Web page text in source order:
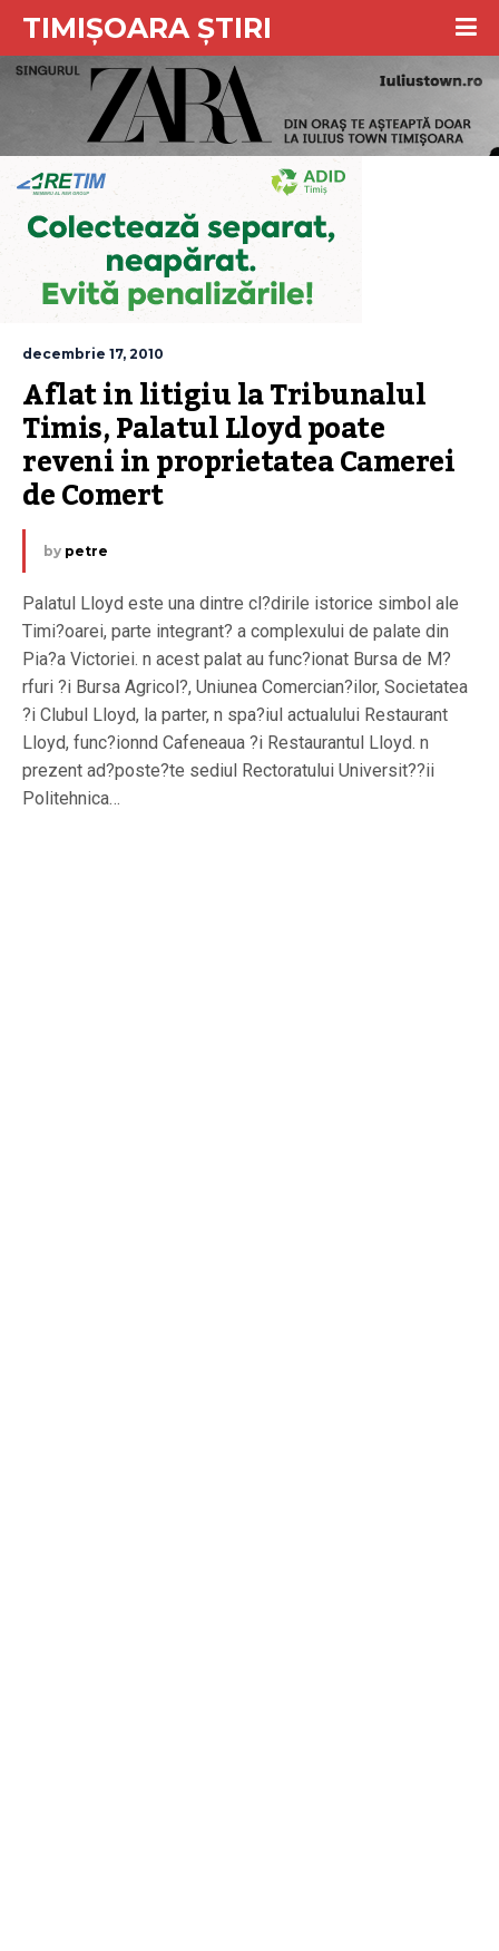
TIMIȘOARA ȘTIRI
decembrie 17, 2010
Aflat in litigiu la Tribunalul
Timis, Palatul Lloyd poate
reveni in proprietatea Camerei
de Comert
by petre
Palatul Lloyd este una dintre cl?dirile istorice simbol ale
Timi?oarei, parte integrant? a complexului de palate din
Pia?a Victoriei. n acest palat au func?ionat Bursa de M?
rfuri ?i Bursa Agricol?, Uniunea Comercian?ilor, Societatea
?i Clubul Lloyd, la parter, n spa?iul actualului Restaurant
Lloyd, func?ionnd Cafeneaua ?i Restaurantul Lloyd. n
prezent ad?poste?te sediul Rectoratului Universit??ii
Politehnica…